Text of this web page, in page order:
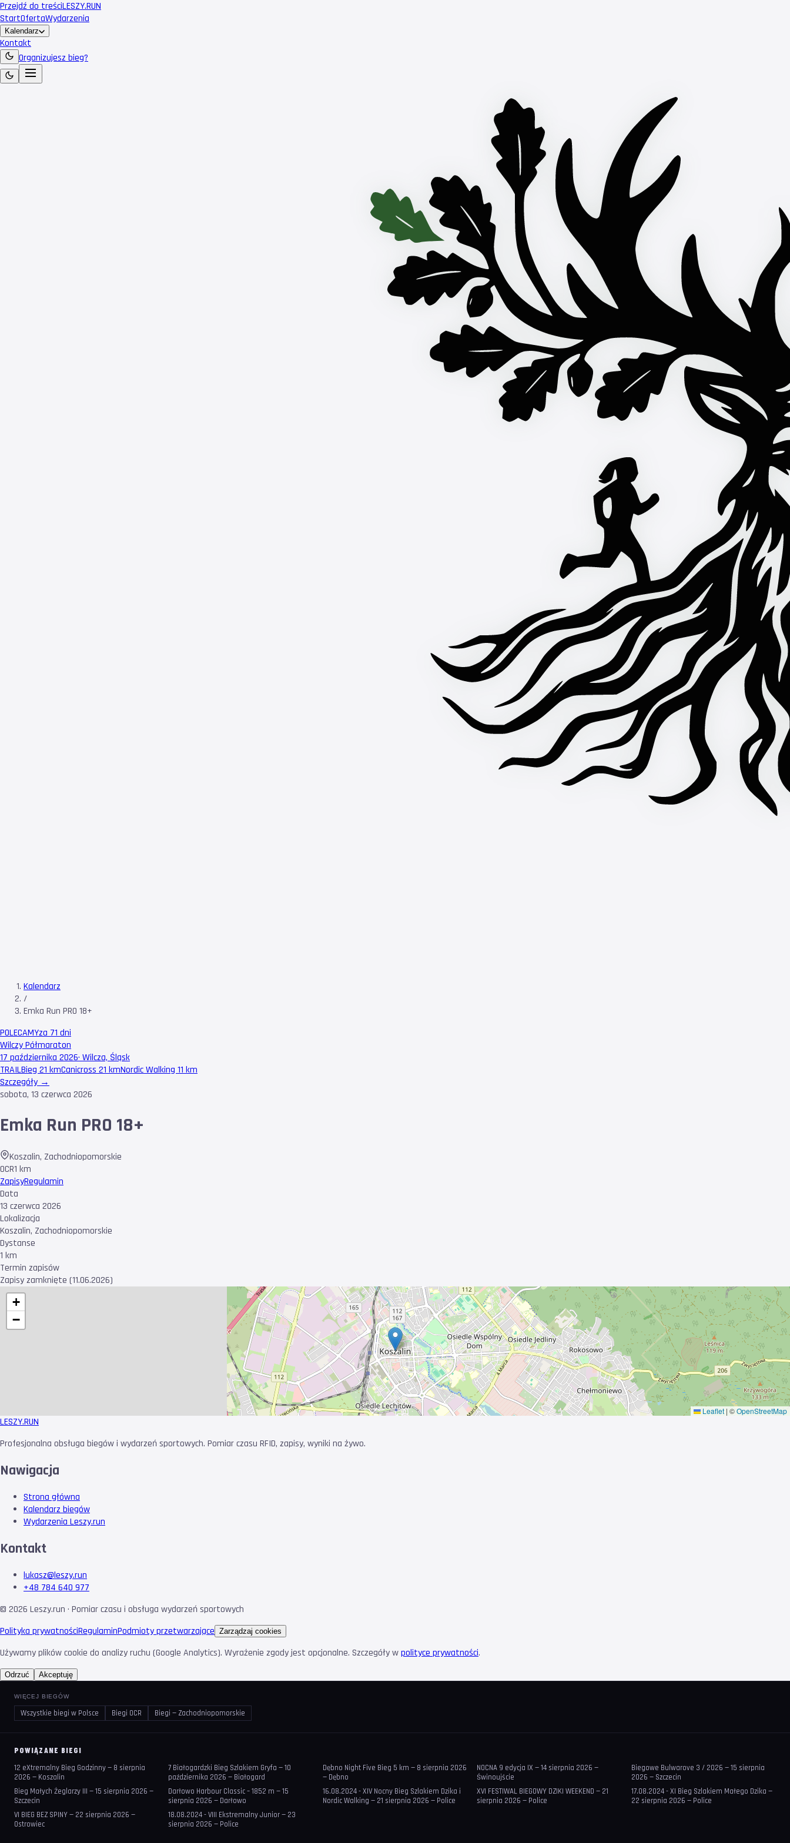
Przejdź do treściLESZY.RUN
StartOfertaWydarzenia
Kalendarz
Kontakt
Organizujesz bieg?
Kalendarz
/
Emka Run PRO 18+
POLECAMYza 71 dni
Wilczy Półmaraton
17 października 2026· Wilcza, Śląsk
TRAILBieg 21 kmCanicross 21 kmNordic Walking 11 km
Szczegóły →
sobota, 13 czerwca 2026
Emka Run PRO 18+
Koszalin, Zachodniopomorskie
OCR1 km
ZapisyRegulamin
Data
13 czerwca 2026
Lokalizacja
Koszalin, Zachodniopomorskie
Dystanse
1 km
Termin zapisów
Zapisy zamknięte (11.06.2026)
+
−
Leaflet | ©OpenStreetMap
LESZY.RUN
Profesjonalna obsługa biegów i wydarzeń sportowych. Pomiar czasu RFID, zapisy, wyniki na żywo.
Nawigacja
Strona główna
Kalendarz biegów
Wydarzenia Leszy.run
Kontakt
lukasz@leszy.run
+48 784 640 977
© 2026 Leszy.run · Pomiar czasu i obsługa wydarzeń sportowych
Polityka prywatnościRegulaminPodmioty przetwarzające Zarządzaj cookies
Używamy plików cookie do analizy ruchu (Google Analytics). Wyrażenie zgody jest opcjonalne. Szczegóły wpolityce prywatności.
Odrzuć Akceptuję
WIĘCEJ BIEGÓW
Wszystkie biegi w Polsce Biegi OCR Biegi — Zachodniopomorskie
POWIĄZANE BIEGI
12 eXtremalny Bieg Godzinny — 8 sierpnia
2026 — Koszalin
7 Białogardzki Bieg Szlakiem Gryfa — 10
października 2026 — Białogard
Dębno Night Five Bieg 5 km — 8 sierpnia 2026
— Dębno
NOCNA 9 edycja IX — 14 sierpnia 2026 —
Świnoujście
Biegowe Bulwarove 3 / 2026 — 15 sierpnia
2026 — Szczecin
Bieg Małych Żeglarzy III — 15 sierpnia 2026 —
Szczecin
Darłowo Harbour Classic – 1852 m — 15
sierpnia 2026 — Darłowo
16.08.2024 - XIV Nocny Bieg Szlakiem Dzika i
Nordic Walking — 21 sierpnia 2026 — Police
XVI FESTIWAL BIEGOWY DZIKI WEEKEND — 21
sierpnia 2026 — Police
17.08.2024 - XI Bieg Szlakiem Małego Dzika —
22 sierpnia 2026 — Police
VI BIEG BEZ SPINY — 22 sierpnia 2026 —
Ostrowiec
18.08.2024 - VIII Ekstremalny Junior — 23
sierpnia 2026 — Police